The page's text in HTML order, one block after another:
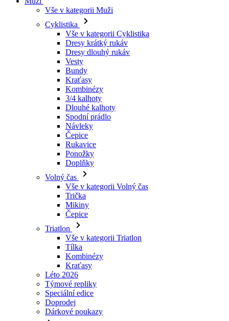
Vše v kategorii Muži
Cyklistika
Vše v kategorii Cyklistika
Dresy krátký rukáv
Dresy dlouhý rukáv
Vesty
Bundy
Kraťasy
Kombinézy
3/4 kalhoty
Dlouhé kalhoty
Spodní prádlo
Návleky
Čepice
Rukavice
Ponožky
Doplňky
Volný čas
Vše v kategorii Volný čas
Trička
Mikiny
Čepice
Triatlon
Vše v kategorii Triatlon
Tílka
Kombinézy
Kraťasy
Léto 2026
Týmové repliky
Speciální edice
Doprodej
Dárkové poukazy